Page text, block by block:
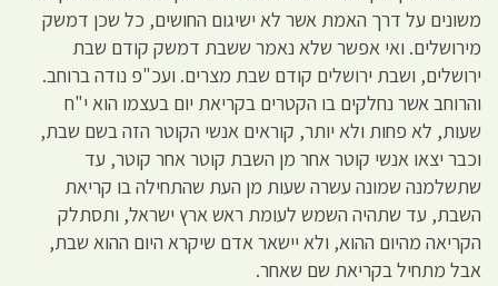
משונים על דרך האמת אשר לא ישיגום החושים, כל שכן דמשק
מירושלים. ואי אפשר שלא נאמר ששבת דמשק קודם שבת
ירושלים, ושבת ירושלים קודם שבת מצרים. ועכ"פ נודה ברוחב.
והרוחב אשר נחלקים בו הקטרים בקריאת יום בעצמו הוא י"ח
שעות, לא פחות ולא יותר, קוראים אנשי הקוטר הזה בשם שבת,
וכבר יצאו אנשי קוטר אחר מן השבת קוטר אחר קוטר, עד
שתשלמנה שמונה עשרה שעות מן העת שהתחילה בו קריאת
השבת, עד שתהיה השמש לעומת ראש ארץ ישראל, ותסתלק
הקריאה מהיום ההוא, ולא יישאר אדם שיקרא היום ההוא שבת,
אבל מתחיל בקריאת שם שאחר.